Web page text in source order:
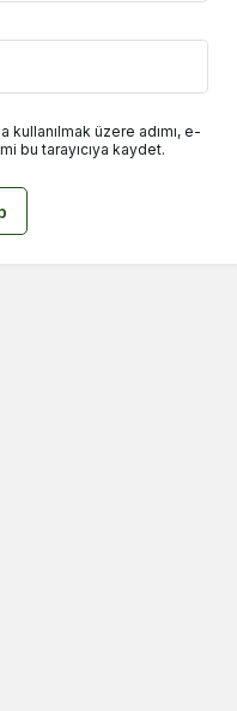
kullanılmak üzere adımı, e-
bu tarayıcıya kaydet.